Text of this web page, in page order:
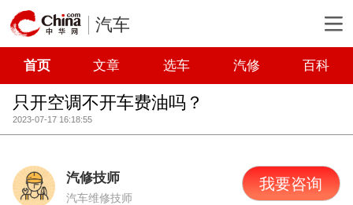
汽车
首页 文章 选车 汽修 百科
只开空调不开车费油吗？
2023-07-17 16:18:55
汽修技师
汽车维修技师
我要咨询